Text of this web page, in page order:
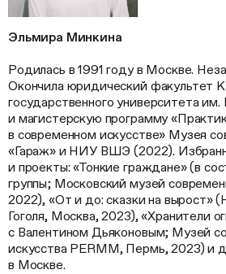
Эльмира Минкина
Родилась в 1991 году в Москве.
Окончила юридический факультет
государственного университета
и магистерскую программу
в современном искусстве» Музея
«Гараж» и НИУ ВШЭ (2022).
и проекты: «Тонкие граждане» (в
группы; Московский музей
2022), «От и до: сказки на вырост»
Гоголя, Москва, 2023), «Хранители
с Валентином Дьяконовым; Музей
искусства PERMM, Пермь, 2023) и
в Москве.